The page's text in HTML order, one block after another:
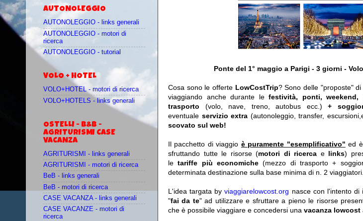
Ponte del 1° maggio a Parigi - 3 giorni -
Cosa sono le offerte LowCostTrip? Sono delle "proposte"
viaggiando anche durante lefestività, ponti, weekend,
trasporto (volo, nave, treno, autobus ecc.) +
eventuale servizio extra (autonoleggio, transfer,
scovato sul web!
Il pacchetto di viaggio è puramente "esemplificativo" ed
sfruttando tutte le risorse (motori di ricerca e links)
le tariffe più economiche(mezzo di trasporto +
determinata destinazione sulla base minima di n. 2 viaggiatori.
L'idea targata byviaggiarelowcost.org nasce con l'intento di
"fai da te" ad utilizzare e sfruttare a pieno le risorse
che è possibile viaggiare e concedersi una vacanza lowcost
AUTONOLEGGIO
AUTONOLEGGIO - links generali
AUTONOLEGGIO - motori di
ricerca
AUTONOLEGGIO - tutorial
VOLO + HOTEL
VOLO+HOTEL - motori di ricerca
VOLO+HOTELS - links generali
OSTELLI - B&B -
AGRITURISMI CASE
VACANZA
AGRITURISMI - links generali
AGRITURISMI - motori di ricerca
BeB - links generali
BeB - motori di ricerca
CASE VACANZA - links generali
CASE VACANZE - motori di
ricerca